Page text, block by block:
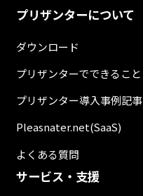
プリザンターについて
ダウンロード
プリザンターでできること
プリザンター導入事例記事
Pleasnater.net(SaaS)
よくある質問
サービス・支援